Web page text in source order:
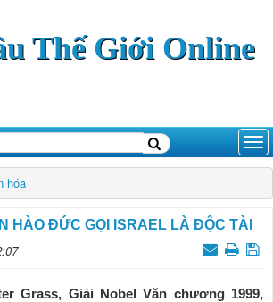
Thế Giới Online
hóa
HÀO ÐỨC GỌI ISRAEL LÀ ÐỘC TÀI
Grass, Giải Nobel Văn chương 1999,